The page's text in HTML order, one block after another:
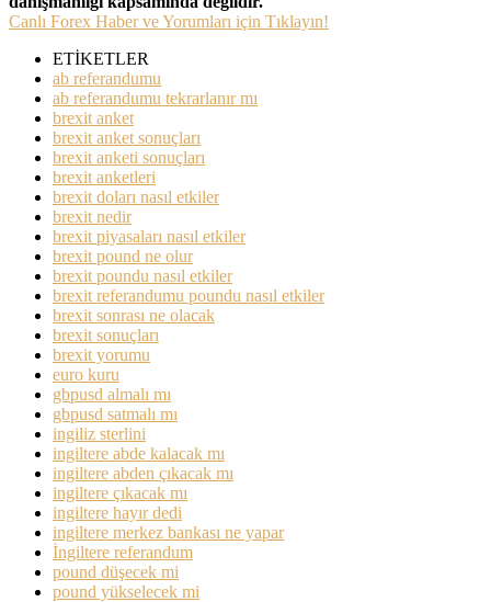
Canlı Forex Haber ve Yorumları için Tıklayın!
ETİKETLER
ab referandumu
ab referandumu tekrarlanır mı
brexit anket
brexit anket sonuçları
brexit anketi sonuçları
brexit anketleri
brexit doları nasıl etkiler
brexit nedir
brexit piyasaları nasıl etkiler
brexit pound ne olur
brexit poundu nasıl etkiler
brexit referandumu poundu nasıl etkiler
brexit sonrası ne olacak
brexit sonuçları
brexit yorumu
euro kuru
gbpusd almalı mı
gbpusd satmalı mı
ingiliz sterlini
ingiltere abde kalacak mı
ingiltere abden çıkacak mı
ingiltere çıkacak mı
ingiltere hayır dedi
ingiltere merkez bankası ne yapar
İngiltere referandum
pound düşecek mi
pound yükselecek mi